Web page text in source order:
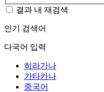
결과 내 재검색
인기 검색어
다국어 입력
히라가나
가타카나
중국어